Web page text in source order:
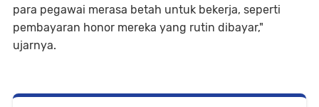
para pegawai merasa betah untuk bekerja, seperti
pembayaran honor mereka yang rutin dibayar,"
ujarnya.